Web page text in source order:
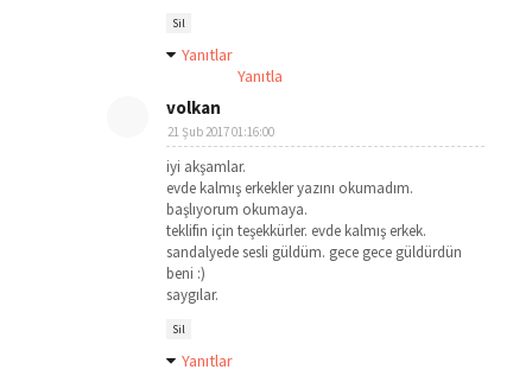
Sil
Yanıtlar
Yanıtla
volkan
21 Şub 2017 01:16:00
iyi akşamlar.
evde kalmış erkekler yazını okumadım.
başlıyorum okumaya.
teklifin için teşekkürler. evde kalmış erkek.
sandalyede sesli güldüm. gece gece güldürdün
beni :)
saygılar.
Sil
Yanıtlar